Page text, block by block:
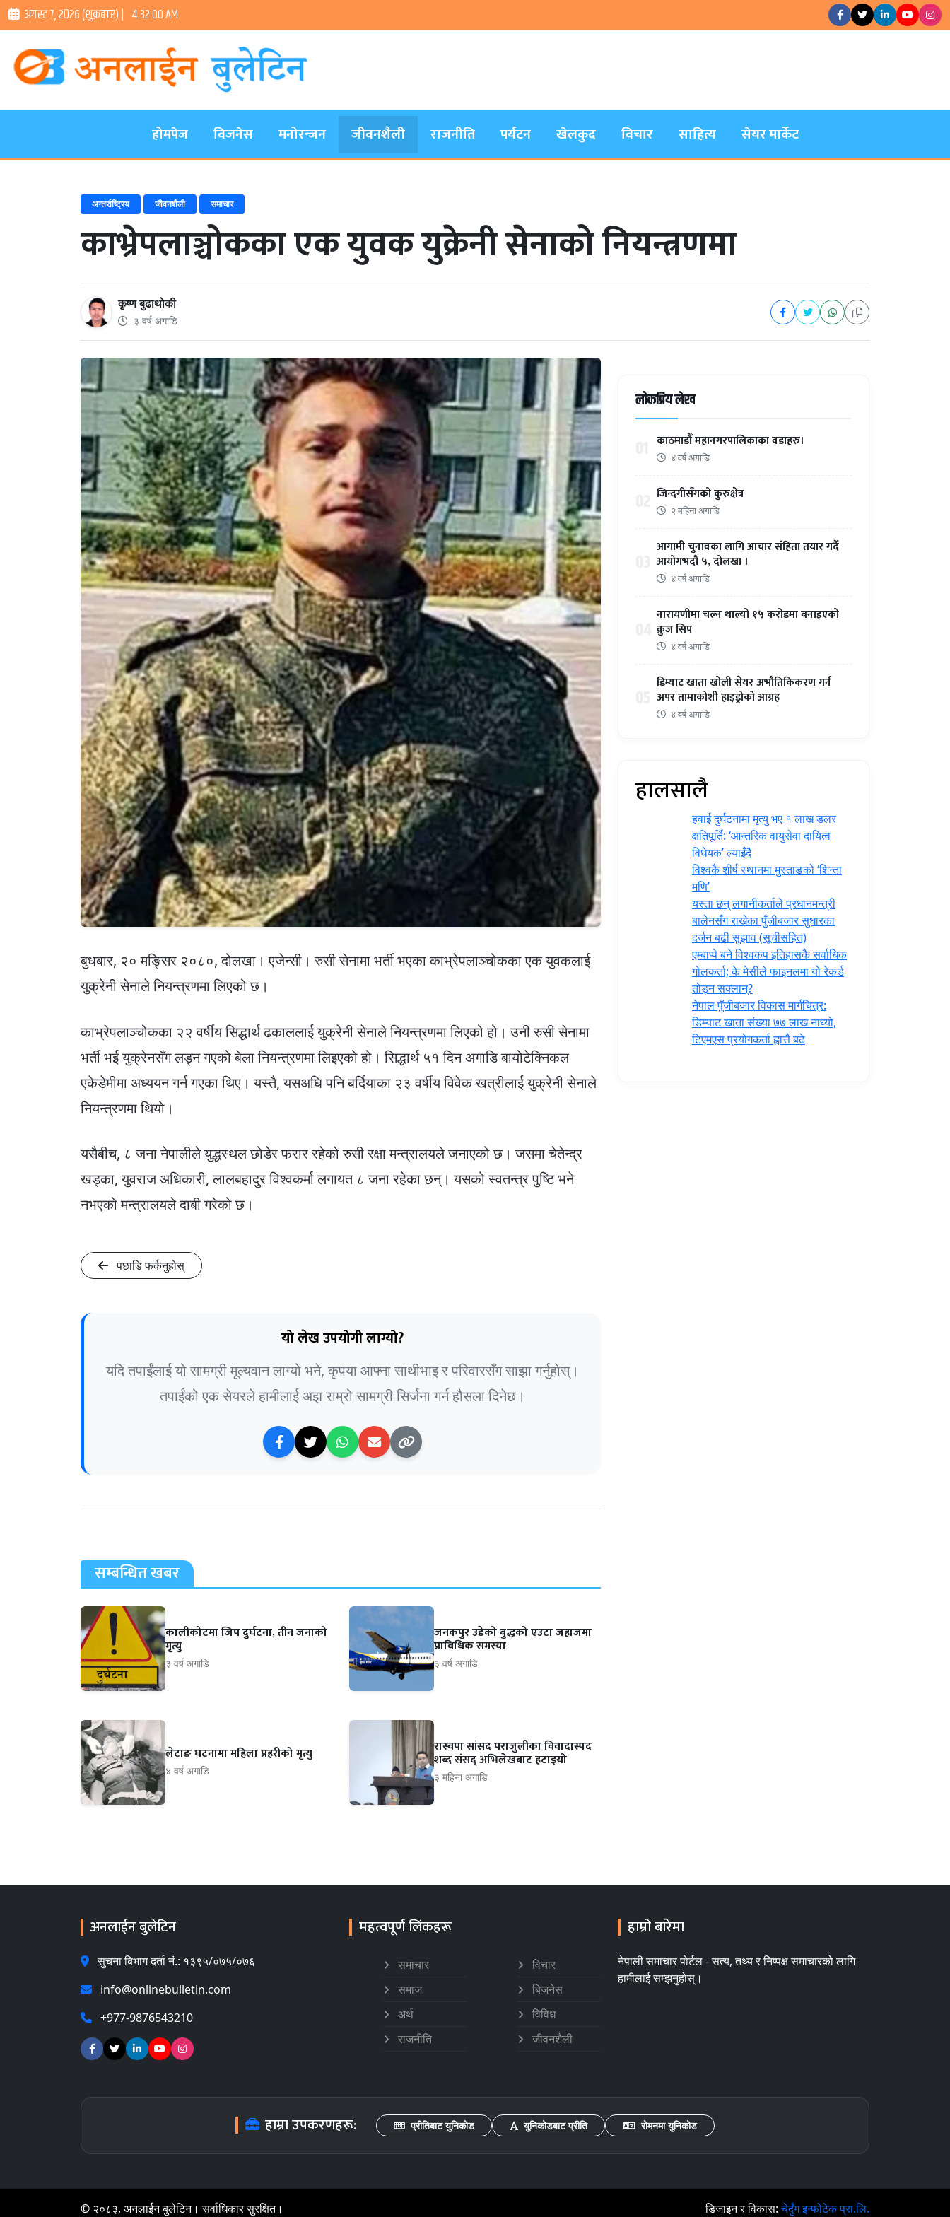
अगस्ट ७, २०२६ (शुक्रबार) | 4:32:01 AM
होमपेज विजनेस मनोरन्जन जीवनशैली राजनीति पर्यटन खेलकुद विचार साहित्य सेयर मार्केट
अन्तर्राष्ट्रिय जीवनशैली समाचार
काभ्रेपलाञ्चोकका एक युवक युक्रेनी सेनाको नियन्त्रणमा
कृष्ण बुढाथोकी
३ वर्ष अगाडि
बुधबार, २० मङ्सिर २०८०, दोलखा। एजेन्सी। रुसी सेनामा भर्ती भएका काभ्रेपलाञ्चोकका एक युवकलाई
युक्रेनी सेनाले नियन्त्रणमा लिएको छ।
काभ्रेपलाञ्चोकका २२ वर्षीय सिद्धार्थ ढकाललाई युक्रेनी सेनाले नियन्त्रणमा लिएको हो। उनी रुसी सेनामा
भर्ती भई युक्रेनसँग लड्न गएको बेला नियन्त्रणमा लिइएको हो। सिद्धार्थ ५१ दिन अगाडि बायोटेक्निकल
एकेडेमीमा अध्ययन गर्न गएका थिए। यस्तै, यसअघि पनि बर्दियाका २३ वर्षीय विवेक खत्रीलाई युक्रेनी सेनाले
नियन्त्रणमा थियो।
यसैबीच, ८ जना नेपालीले युद्धस्थल छोडेर फरार रहेको रुसी रक्षा मन्त्रालयले जनाएको छ। जसमा चेतेन्द्र
खड्का, युवराज अधिकारी, लालबहादुर विश्वकर्मा लगायत ८ जना रहेका छन्। यसको स्वतन्त्र पुष्टि भने
नभएको मन्त्रालयले दाबी गरेको छ।
पछाडि फर्कनुहोस्
यो लेख उपयोगी लाग्यो?
यदि तपाईंलाई यो सामग्री मूल्यवान लाग्यो भने, कृपया आफ्ना साथीभाइ र परिवारसँग साझा गर्नुहोस्।
तपाईंको एक सेयरले हामीलाई अझ राम्रो सामग्री सिर्जना गर्न हौसला दिनेछ।
सम्बन्धित खबर
कालीकोटमा जिप दुर्घटना, तीन जनाको
मृत्यु
३ वर्ष अगाडि
जनकपुर उडेको बुद्धको एउटा जहाजमा
प्राविधिक समस्या
३ वर्ष अगाडि
लेटाङ घटनामा महिला प्रहरीको मृत्यु
४ वर्ष अगाडि
रास्वपा सांसद पराजुलीका विवादास्पद
शब्द संसद् अभिलेखबाट हटाइयो
३ महिना अगाडि
लोकप्रिय लेख
काठमाडौँ महानगरपालिकाका वडाहरु।
४ वर्ष अगाडि
जिन्दगीसँगको कुरुक्षेत्र
२ महिना अगाडि
आगामी चुनावका लागि आचार संहिता तयार गर्दै
आयोगभदौ ५, दोलखा ।
४ वर्ष अगाडि
नारायणीमा चल्न थाल्यो १५ करोडमा बनाइएको
क्रुज सिप
४ वर्ष अगाडि
डिम्याट खाता खोली सेयर अभौतिकिकरण गर्न
अपर तामाकोशी हाइड्रोको आग्रह
४ वर्ष अगाडि
हालसालै
हवाई दुर्घटनामा मृत्यु भए १ लाख डलर
क्षतिपूर्ति: ‘आन्तरिक वायुसेवा दायित्व
विधेयक’ ल्याइँदै
विश्वकै शीर्ष स्थानमा मुस्ताङको ‘शिन्ता
मणि’
यस्ता छन् लगानीकर्ताले प्रधानमन्त्री
‍बालेनसँग राखेका पुँजीबजार सुधारका
दर्जन बढी सुझाव (सूचीसहित)
एम्बाप्पे बने विश्वकप इतिहासकै सर्वाधिक
गोलकर्ता; के मेसीले फाइनलमा यो रेकर्ड
तोड्न सक्लान्?
नेपाल पुँजीबजार विकास मार्गचित्र:
डिम्याट खाता संख्या ७७ लाख नाघ्यो,
टिएमएस प्रयोगकर्ता ह्वात्तै बढे
अनलाईन बुलेटिन
सुचना बिभाग दर्ता नं.: १३९५/०७५/०७६
info@onlinebulletin.com
+977-9876543210
महत्वपूर्ण लिंकहरू
समाचार
समाज
अर्थ
राजनीति
विचार
बिजनेस
विविध
जीवनशैली
हाम्रो बारेमा
नेपाली समाचार पोर्टल - सत्य, तथ्य र निष्पक्ष समाचारको लागि
हामीलाई सम्झनुहोस्।
हाम्रा उपकरणहरू: प्रीतिबाट युनिकोड युनिकोडबाट प्रीति रोमनमा युनिकोड
© २०८३, अनलाईन बुलेटिन। सर्वाधिकार सुरक्षित। डिजाइन र विकास:चेर्दुंग इन्फोटेक प्रा.लि.